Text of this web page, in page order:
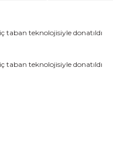
iç taban teknolojisiyle donatıldı
iç taban teknolojisiyle donatıldı